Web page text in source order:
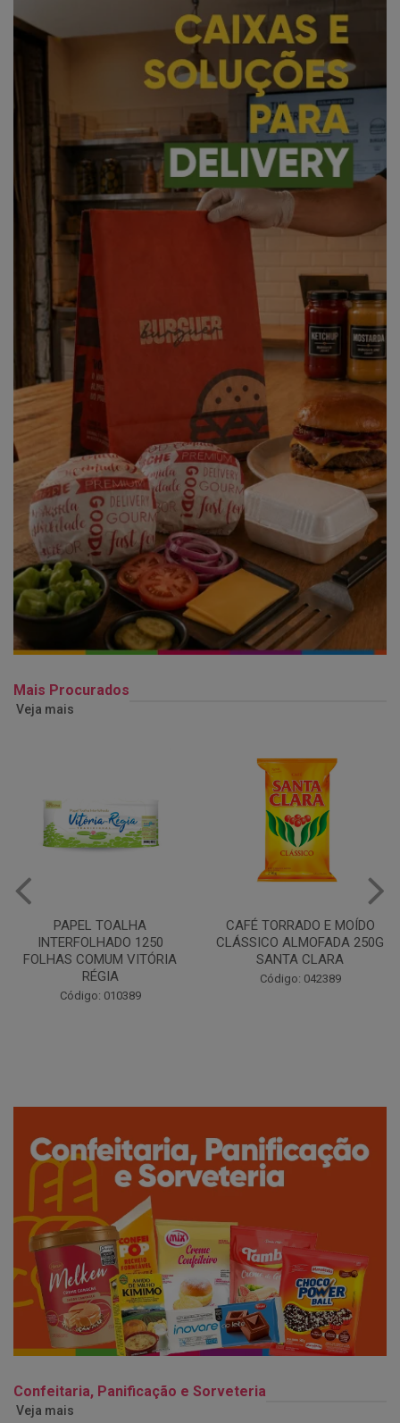
Mais Procurados
Veja mais
PAPEL TOALHA
INTERFOLHADO 1250
COMUM VITÓRIA
RÉGIA
Código: 010389
CAFÉ TORRADO E MOÍDO
CLÁSSICO ALMOFADA 250G
SANTA CLARA
Código: 042389
Confeitaria, Panificação e Sorveteria
Veja mais